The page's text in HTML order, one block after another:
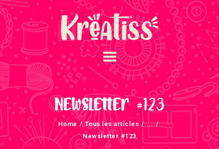
Newsletter #123
Home Tous les articles
...
Newsletter #123
ACCUEIL
NOS UNIVERS
ARRIVAGES
ATELIERS ET
ÉVÈNEMENTS